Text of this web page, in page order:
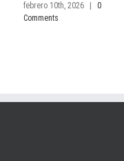
febrero 10th, 2026
0
Comments